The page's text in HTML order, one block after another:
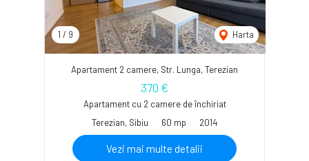
1 / 9 Harta
Apartament 2 camere, Str. Lunga, Terezian
370 €
Apartament cu 2 camere de închiriat
Terezian, Sibiu
60 mp 2014
Vezi mai multe detalii